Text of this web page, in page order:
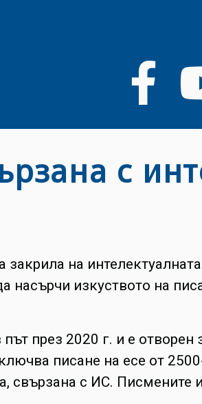
с
на
насърчи изкуството на
през 2020 г. и е отворен
писане на есе от
свързана с ИС. Писмените